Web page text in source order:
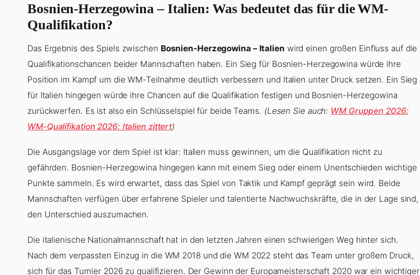
Bosnien-Herzegowina – Italien: Was bedeutet das für die WM-
Qualifikation?
Das Ergebnis des Spiels zwischen Bosnien-Herzegowina – Italien wird einen großen Einfluss auf die
Qualifikationschancen beider Mannschaften haben. Ein Sieg für Bosnien-Herzegowina würde ihre
Position im Kampf um die WM-Teilnahme deutlich verbessern und Italien unter Druck setzen. Ein Sieg
für Italien hingegen würde ihre Chancen auf die Qualifikation festigen und Bosnien-Herzegowina
zurückwerfen. Es ist also ein Schlüsselspiel für beide Teams. (Lesen Sie auch: WM Gruppen 2026:
WM-Qualifikation 2026: Italien zittert)
Die Ausgangslage vor dem Spiel ist klar: Italien muss gewinnen, um die Qualifikation nicht zu
gefährden. Bosnien-Herzegowina hingegen kann mit einem Sieg oder einem Unentschieden wichtige
Punkte sammeln. Es wird erwartet, dass das Spiel von Taktik und Kampf geprägt sein wird. Beide
Mannschaften verfügen über erfahrene Spieler und talentierte Nachwuchskräfte, die in der Lage sind,
den Unterschied auszumachen.
Die italienische Nationalmannschaft hat in den letzten Jahren einen schwierigen Weg hinter sich.
Nach dem verpassten Einzug in die WM 2018 und die WM 2022 steht das Team unter großem Druck,
sich für das Turnier 2026 zu qualifizieren. Der Gewinn der Europameisterschaft 2020 war ein wichtiger